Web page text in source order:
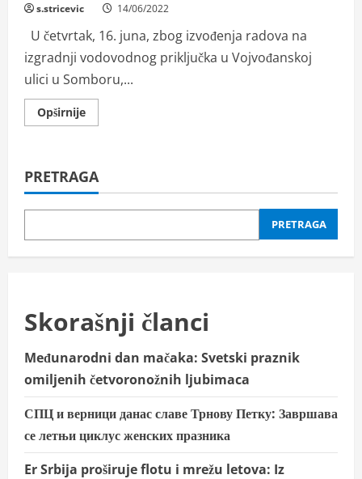
s.stricevic 14/06/2022
U četvrtak, 16. juna, zbog izvođenja radova na
izgradnji vodovodnog priključka u Vojvođanskoj
ulici u Somboru,...
OpširnijeRead
more
Sombor:
Prekid
vodosnabdevanja
delu
ulice
PRETRAGA
PRETRAGA
Skorašnji članci
Međunarodni dan mačaka: Svetski praznik
omiljenih četvoronožnih ljubimaca
СПЦ и верници данас славе Трнову Петку: Завршава
се летњи циклус женских празника
Er Srbija proširuje flotu i mrežu letova: Iz